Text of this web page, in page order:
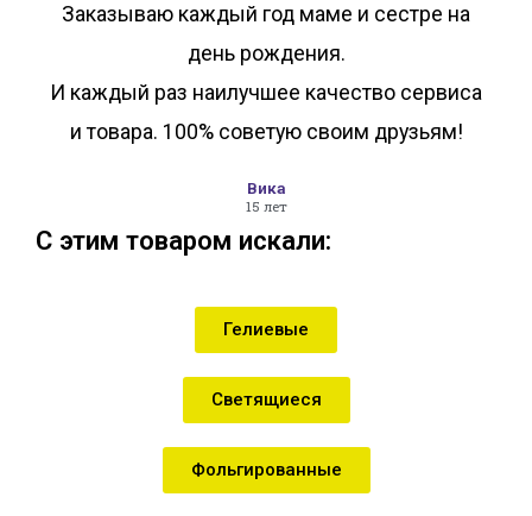
Заказываю каждый год маме и сестре на
день рождения.
И каждый раз наилучшее качество сервиса
и товара. 100% советую своим друзьям!
Вика
15 лет
С этим товаром искали:
Гелиевые
Светящиеся
Фольгированные